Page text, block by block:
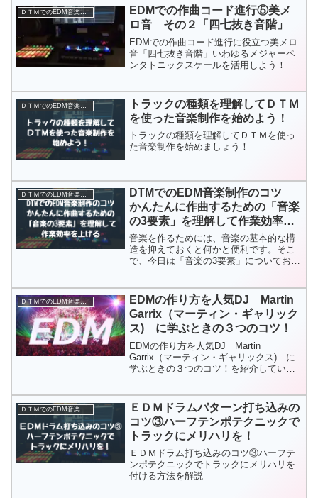
ＤＴＭでのEDM音楽制作
EDMでの作曲コード進行⑤美メ
ロ音 その２「四七抜き音階」
EDMでの作曲コード進行に役立つ美メロ
音「四七抜き音階」いわゆるメジャーペ
ンタトニックスケールを活用しよう！
トラックの種類を理解してＤＴＭ
を使った音楽制作を始めよう！
トラックの種類を理解してＤＴＭを使っ
た音楽制作を始めましょう！
ＤＴＭでのEDM音楽制作
DTMでのEDM音楽制作のコツ
かんたんに作曲するための「音楽
の3要素」を理解して作業効率を
上げる
音楽を作るためには、音楽の基本的な構
造を抑えておくと何かと便利です。そこ
で、今日は「音楽の3要素」についてお話
素」とは音楽の３要素とは、メロディハ
ーモニーリズムの３つ...
ＤＴＭでのEDM音楽制作
EDMの作り方を人気DJ Martin
Garrix（マーティン・ギャリック
ス) に学ぶときの３つのコツ！
EDMの作り方を人気DJ Martin
Garrix（マーティン・ギャリックス) に
学ぶときの３つのコツ！を紹介していま
ＥＤＭドラムパターン打ち込みの
コツ③ハーフテンポテクニックで
トラックにメリハリを！
ＥＤＭドラム打ち込みのコツ③ハーフテ
ンポテクニックでトラックにメリハリを
付ける方法を解説